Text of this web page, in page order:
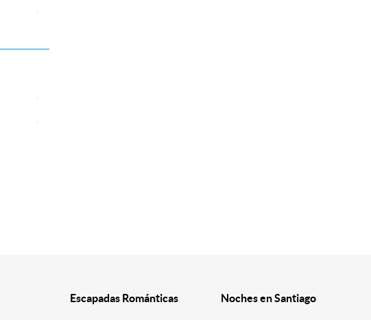
Escapadas Románticas Noches en Santiago